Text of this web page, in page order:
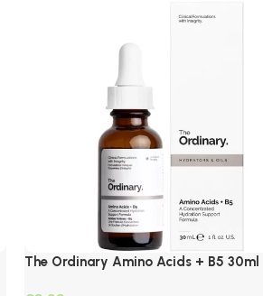
The Ordinary Amino Acids + B5 30ml